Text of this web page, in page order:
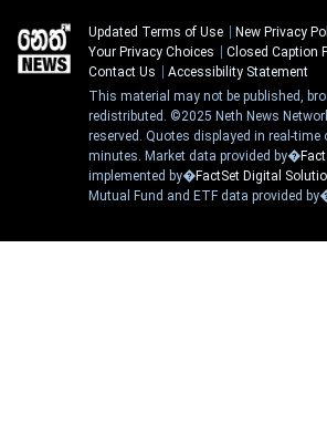
Updated Terms of Use
New Privacy
Your Privacy Choices
Closed Caption
Contact Us
Accessibility Statement
This material may not be published,
redistributed. ©2025 Neth News
reserved. Quotes displayed in real-time
minutes. Market data provided by�
implemented by�FactSet Digital
Mutual Fund and ETF data provided